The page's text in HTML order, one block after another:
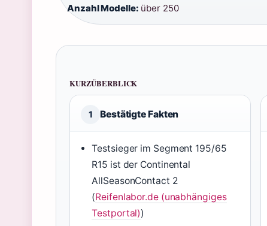
Anzahl Modelle: über 250
KURZÜBERBLICK
1 Bestätigte Fakten
Testsieger im Segment 195/65
R15 ist der Continental
AllSeasonContact 2
(Reifenlabor.de (unabhängiges
Testportal))